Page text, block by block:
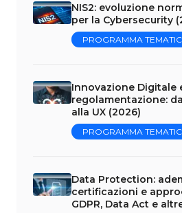
NIS2: evoluzione
per la Cybersecurity
PROGRAMMA
Innovazione Digitale
regolamentazione:
alla UX (2026)
PROGRAMMA
Data Protection:
certificazioni e
GDPR, Data Act e